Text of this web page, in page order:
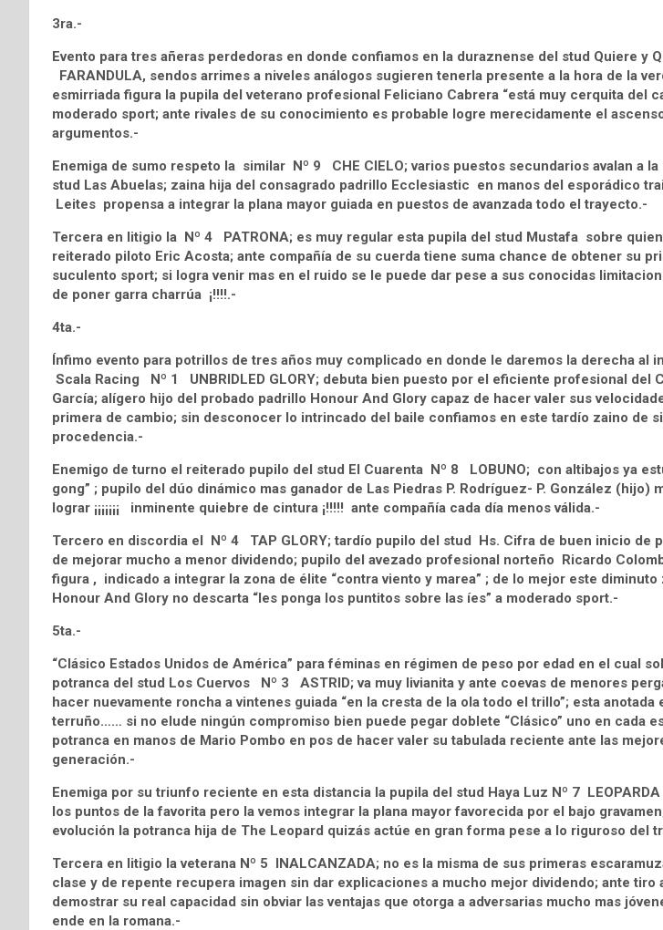
3ra.-
Evento para tres añeras perdedoras en donde confiamos en la duraznense del stud Quiere y
FARANDULA, sendos arrimes a niveles análogos sugieren tenerla presente a la hora de la
esmirriada figura la pupila del veterano profesional Feliciano Cabrera “está muy cerquita del
moderado sport; ante rivales de su conocimiento es probable logre merecidamente el
argumentos.-
Enemiga de sumo respeto la similar Nº 9 CHE CIELO; varios puestos secundarios avalan a la
stud Las Abuelas; zaina hija del consagrado padrillo Ecclesiastic en manos del esporádico
Leites propensa a integrar la plana mayor guiada en puestos de avanzada todo el trayecto.-
Tercera en litigio la Nº 4 PATRONA; es muy regular esta pupila del stud Mustafa sobre
reiterado piloto Eric Acosta; ante compañía de su cuerda tiene suma chance de obtener su
suculento sport; si logra venir mas en el ruido se le puede dar pese a sus conocidas
de poner garra charrúa ¡!!!!.-
4ta.-
Ínfimo evento para potrillos de tres años muy complicado en donde le daremos la derecha al
Scala Racing Nº 1 UNBRIDLED GLORY; debuta bien puesto por el eficiente profesional del
García; alígero hijo del probado padrillo Honour And Glory capaz de hacer valer sus
primera de cambio; sin desconocer lo intrincado del baile confiamos en este tardío zaino de
procedencia.-
Enemigo de turno el reiterado pupilo del stud El Cuarenta Nº 8 LOBUNO; con altibajos ya
gong” ; pupilo del dúo dinámico mas ganador de Las Piedras P. Rodríguez- P. González (hijo)
lograr ¡¡¡¡¡¡¡ inminente quiebre de cintura ¡!!!!! ante compañía cada día menos válida.-
Tercero en discordia el Nº 4 TAP GLORY; tardío pupilo del stud Hs. Cifra de buen inicio de
de mejorar mucho a menor dividendo; pupilo del avezado profesional norteño Ricardo
figura , indicado a integrar la zona de élite “contra viento y marea” ; de lo mejor este
Honour And Glory no descarta “les ponga los puntitos sobre las íes” a moderado sport.-
5ta.-
“Clásico Estados Unidos de América” para féminas en régimen de peso por edad en el cual
potranca del stud Los Cuervos Nº 3 ASTRID; va muy livianita y ante coevas de menores
hacer nuevamente roncha a vintenes guiada “en la cresta de la ola todo el trillo”; esta anotada
terruño…… si no elude ningún compromiso bien puede pegar doblete “Clásico” uno en cada
potranca en manos de Mario Pombo en pos de hacer valer su tabulada reciente ante las
generación.-
Enemiga por su triunfo reciente en esta distancia la pupila del stud Haya Luz Nº 7 LEOPARDA
los puntos de la favorita pero la vemos integrar la plana mayor favorecida por el bajo
evolución la potranca hija de The Leopard quizás actúe en gran forma pese a lo riguroso del
Tercera en litigio la veterana Nº 5 INALCANZADA; no es la misma de sus primeras
clase y de repente recupera imagen sin dar explicaciones a mucho mejor dividendo; ante tiro
demostrar su real capacidad sin obviar las ventajas que otorga a adversarias mucho mas
ende en la romana.-